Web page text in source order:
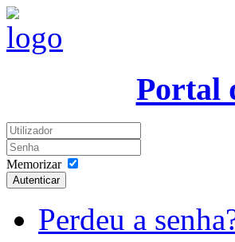
Portal
Memorizar
Autenticar
Perdeu a